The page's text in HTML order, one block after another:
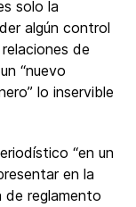
solo la
algún control
de
“nuevo
lo inservible
“en un
en la
de reglamento